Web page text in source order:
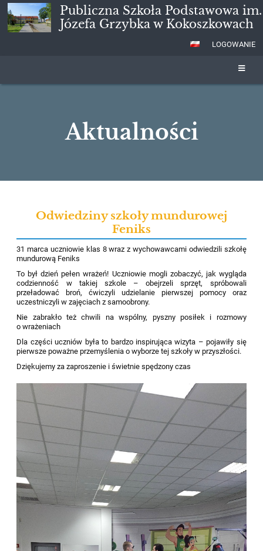
Publiczna Szkoła Podstawowa im.
Józefa Grzybka w Kokoszkowach
LOGOWANIE
Aktualności
Odwiedziny szkoły mundurowej
Feniks
31 marca uczniowie klas 8 wraz z wychowawcami odwiedzili szkołę
mundurową Feniks
To był dzień pełen wrażeń! Uczniowie mogli zobaczyć, jak wygląda
codzienność w takiej szkole – obejrzeli sprzęt, spróbowali
przeładować broń, ćwiczyli udzielanie pierwszej pomocy oraz
uczestniczyli w zajęciach z samoobrony.
Nie zabrakło też chwili na wspólny, pyszny posiłek i rozmowy
o wrażeniach
Dla części uczniów była to bardzo inspirująca wizyta – pojawiły się
pierwsze poważne przemyślenia o wyborze tej szkoły w przyszłości.
Dziękujemy za zaproszenie i świetnie spędzony czas